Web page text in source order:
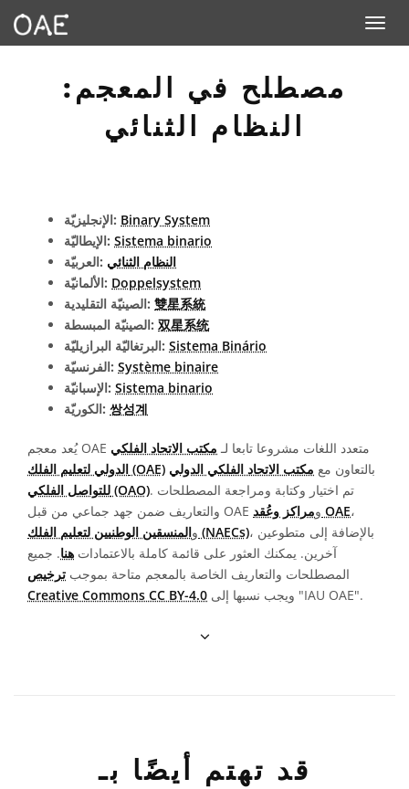
Toggle
مصطلح في المعجم:
النظام الثنائي
الإنجليزيّة: Binary System
الإيطاليّة: Sistema binario
العربيّة: النظام الثنائي
الألمانيّة: Doppelsystem
الصينيّة التقليدية: 雙星系統
الصينيّة المبسطة: 双星系统
البرتغاليّة البرازيليّة: Sistema Binário
الفرنسيّة: Système binaire
الإسبانيّة: Sistema binario
الكوريّة: 쌍성계
يُعد معجم OAE متعدد اللغات مشروعا تابعا لـ مكتب الاتحاد الفلكي
الدولي لتعليم الفلك (OAE)
بالتعاون مع مكتب الاتحاد الفلكي الدولي
للتواصل الفلكي (OAO). تم اختيار وكتابة ومراجعة المصطلحات
والتعاريف ضمن جهد جماعي من قبل OAE و مراكز وعُقد OAE،
و المنسقين الوطنيين لتعليم الفلك (NAECs)، بالإضافة إلى متطوعين
آخرين. يمكنك العثور على قائمة كاملة بالاعتمادات هنا. جميع
المصطلحات والتعاريف الخاصة بالمعجم متاحة بموجب ترخيص
Creative Commons CC BY-4.0
ويجب نسبها إلى "IAU OAE".
قد تهتم أيضًا بـ